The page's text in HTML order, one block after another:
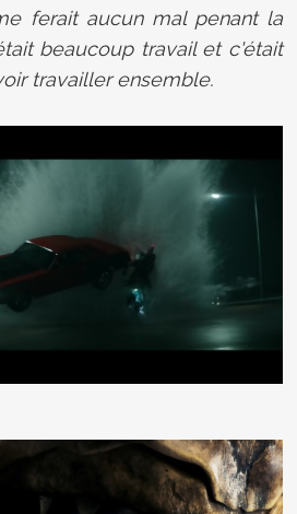
ferait aucun mal penant la
beaucoup travail et c'était
travailler ensemble.